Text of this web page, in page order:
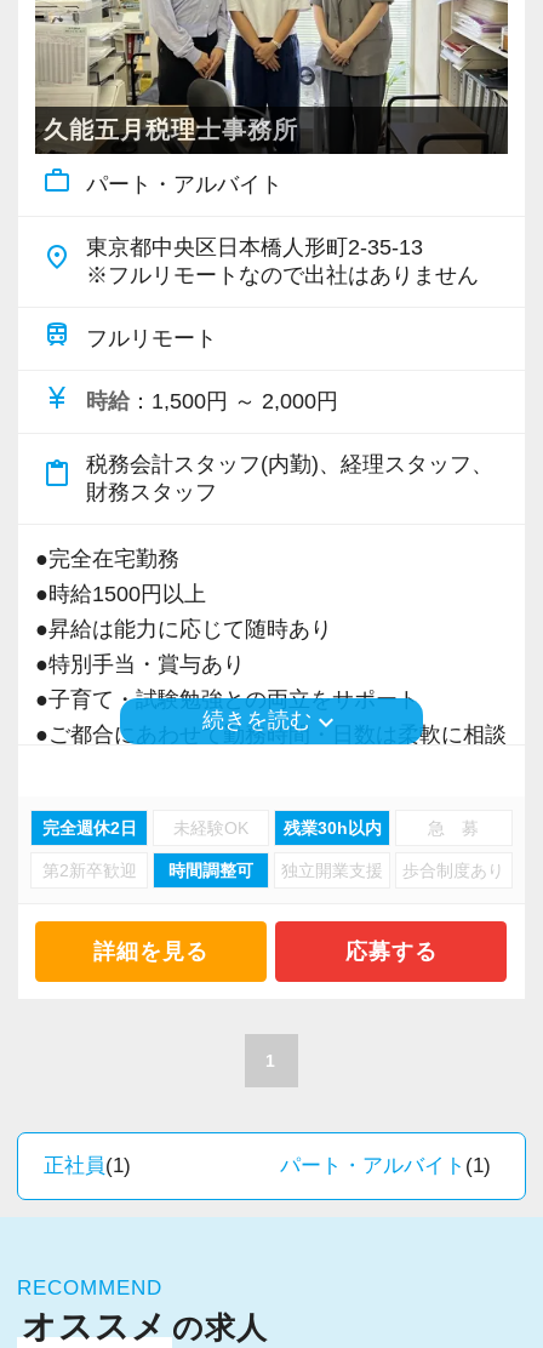
・相続／事業承継／M&Aにも対応
＜成長中の税理士法人＞
・全国14拠点で事業展開
・従業員240名以上に拡大
・会計・税務・財務・労務まで対応
・書籍購入費／研修費は全額会社負担
・資格取得を目指す社員が多数
＜募集の背景＞
・事業拡大に伴う増員募集
・組織力強化に向けた採用
・将来の中核人材を募集
＜先輩スタッフの声＞
Q. 当事務所を選んだ理由は？
A. 幅広い業務を経験できる点に魅力を感じ、入
Q. 実際に働いてみてどうですか？
A. さまざまな業務を任せてもらえるので、以前
より成長スピードが上がったと感じています。
Q. 職場の雰囲気は？
場だと感じています。
・税務経験を活かして成長したい方
・キャリアアップ志向のある方
・資産税など専門性を高めたい方
・将来的にマネジメントに関わりたい方
久能五月税理士事務所
work_outline パート・アルバイト
place
東京都中央区日本橋人形町2-35-13
※フルリモートなので出社はありません
train フルリモート
currency_yen 時給 ：1,500円 ～ 2,000円
content_paste
税務会計スタッフ(内勤)、経理スタッフ、
財務スタッフ
●完全在宅勤務
●時給1500円以上
●昇給は能力に応じて随時あり
●特別手当・賞与あり
●子育て・試験勉強との両立をサポート
●ご都合にあわせて勤務時間・日数は柔軟に相談
当事務所は、創業期や成長期の企業を中心に支
現代では電子化が進んでいることから人も会社
も生産性が求められており、当事務所でもDXを
職員一人ひとりの力がそのまま事業運営に直結
するところで、個人事務所ならではの面白さと
新しいチャレンジが沢山ありますので、飽きる
個人事務所ならではの自由な雰囲気で、気負い
なく業務に向かっています。
続きを読む keyboard_arrow_down
完全週休2日 未経験OK 残業30h以内 急 募
第2新卒歓迎 時間調整可 独立開業支援 歩合制度あり
詳細を見る 応募する
1
正社員(1) パート・アルバイト (1)
RECOMMEND
オススメ の求人